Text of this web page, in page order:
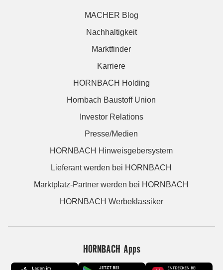
MACHER Blog
Nachhaltigkeit
Marktfinder
Karriere
HORNBACH Holding
Hornbach Baustoff Union
Investor Relations
Presse/Medien
HORNBACH Hinweisgebersystem
Lieferant werden bei HORNBACH
Marktplatz-Partner werden bei HORNBACH
HORNBACH Werbeklassiker
HORNBACH Apps